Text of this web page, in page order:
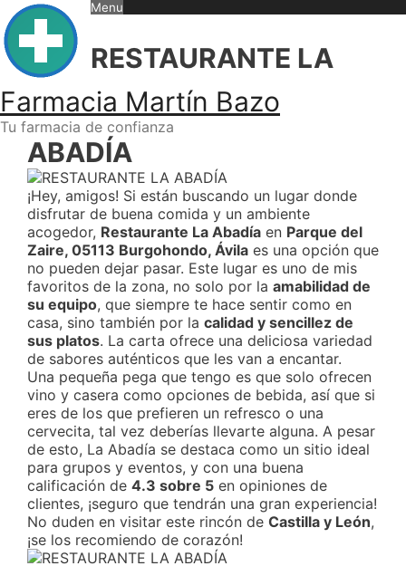
Skip
to
content
Farmacia Martín Bazo
Tu farmacia de confianza
Menu
RESTAURANTE LA
ABADÍA
¡Hey, amigos! Si están buscando un lugar donde
disfrutar de buena comida y un ambiente
acogedor, Restaurante La Abadía en Parque del
Zaire, 05113 Burgohondo, Ávila es una opción que
no pueden dejar pasar. Este lugar es uno de mis
favoritos de la zona, no solo por la amabilidad de
su equipo, que siempre te hace sentir como en
casa, sino también por la calidad y sencillez de
sus platos. La carta ofrece una deliciosa variedad
de sabores auténticos que les van a encantar.
Una pequeña pega que tengo es que solo ofrecen
vino y casera como opciones de bebida, así que si
eres de los que prefieren un refresco o una
cervecita, tal vez deberías llevarte alguna. A pesar
de esto, La Abadía se destaca como un sitio ideal
para grupos y eventos, y con una buena
calificación de 4.3 sobre 5 en opiniones de
clientes, ¡seguro que tendrán una gran experiencia!
No duden en visitar este rincón de Castilla y León,
¡se los recomiendo de corazón!